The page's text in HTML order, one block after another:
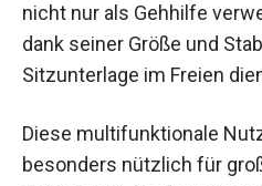
nicht nur als Gehhilfe
dank seiner Größe und
Sitzunterlage im Freien
Diese multifunktionale
besonders nützlich für